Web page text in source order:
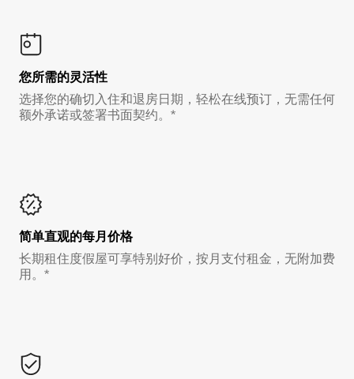
您所需的灵活性
选择您的确切入住和退房日期，轻松在线预订，无需任何
额外承诺或签署书面契约。*
简单直观的每月价格
长期租住度假屋可享特别好价，按月支付租金，无附加费
用。*